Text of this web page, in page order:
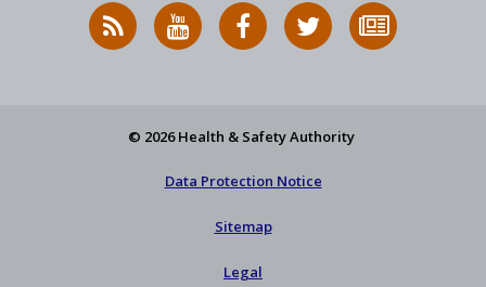
RSS
News
HSA
on
HSA
on
Follow
HSA
to
© 2026 Health & Safety Authority
Data Protection Notice
Sitemap
Legal